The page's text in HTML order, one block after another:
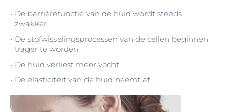
De barrièrefunctie van de huid wordt steeds
zwakker.
De stofwisselingsprocessen van de cellen beginnen
trager te worden.
De huid verliest meer vocht.
De elasticiteit van de huid neemt af.